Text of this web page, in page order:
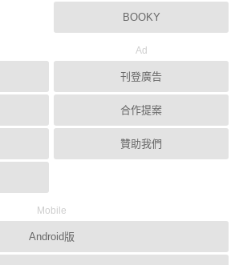
BOOKY
Ad
刊登廣告
合作提案
贊助我們
Mobile
Android版